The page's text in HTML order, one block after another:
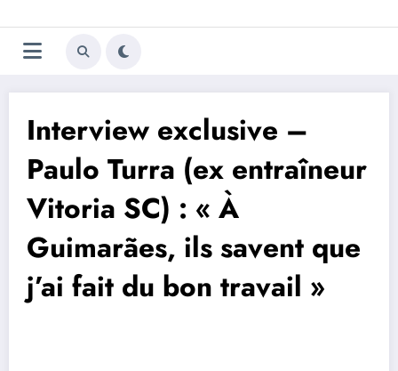
au
contenu
Trivela
L'actualité du football
Interview exclusive –
Paulo Turra (ex entraîneur
Vitoria SC) : « À
Guimarães, ils savent que
j’ai fait du bon travail »